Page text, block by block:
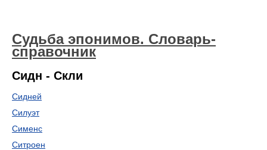
Судьба эпонимов. Словарь-
справочник
Сидн - Скли
Сидней
Силуэт
Сименс
Ситроен